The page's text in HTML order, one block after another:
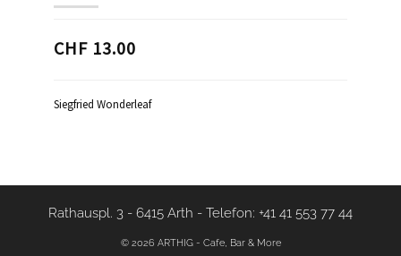
CHF 13.00
Siegfried Wonderleaf
Rathauspl. 3 - 6415 Arth - Telefon: +41 41 553 77 44
© 2026 ARTHIG - Cafe, Bar & More